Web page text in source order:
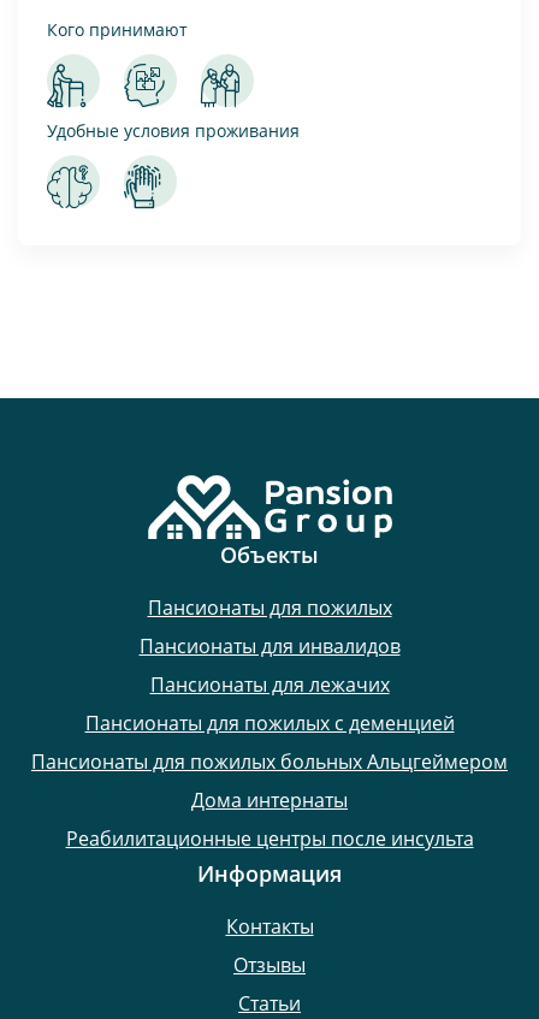
Кого принимают
Удобные условия проживания
Объекты
Пансионаты для пожилых
Пансионаты для инвалидов
Пансионаты для лежачих
Пансионаты для пожилых с деменцией
Пансионаты для пожилых больных Альцгеймером
Дома интернаты
Реабилитационные центры после инсульта
Информация
Контакты
Отзывы
Статьи